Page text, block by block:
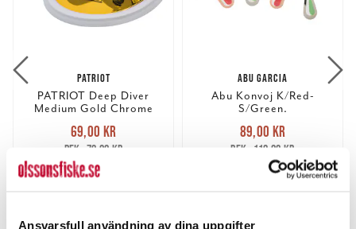
Ansvarsfull användning av dina uppgifter
PATRIOT
PATRIOT Deep Diver
Medium Gold Chrome
Nuvarande pris
69,00 krTidigare pris
69,00 kr
79,00 kr
FLER ÄN 6 ST KVAR
ABU GARCIA
Abu Konvoj K/Red-
S/Green.
Nuvarande pris
89,00 krTidigare pris
119,00 kr
89,00 kr
119,00 kr
FLER ÄN 6 ST KVAR